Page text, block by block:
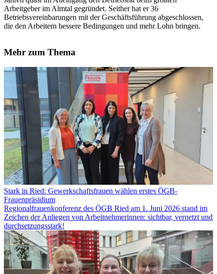
Arbeitgeber im Almtal gegründet. Seither hat er 36
Betriebsvereinbarungen mit der Geschäftsführung abgeschlossen,
die den Arbeitern bessere Bedingungen und mehr Lohn bringen.
Mehr zum Thema
Stark in Ried: Gewerkschaftsfrauen wählen erstes ÖGB-
Frauenpräsidium
Regionalfrauenkonferenz des ÖGB Ried am 1. Juni 2026 stand im
Zeichen der Anliegen von Arbeitnehmerinnen: sichtbar, vernetzt und
durchsetzungsstark!